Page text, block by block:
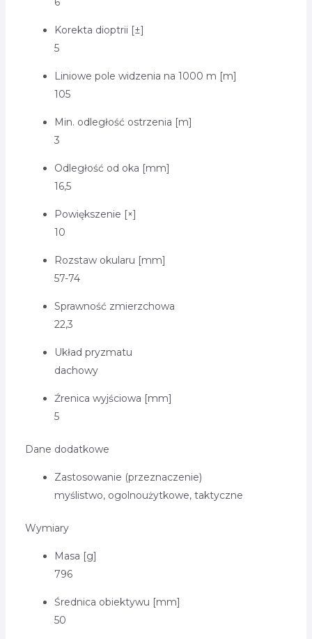
Korekta dioptrii [±]
5
Liniowe pole widzenia na 1000 m [m]
105
Min. odległość ostrzenia [m]
3
Odległość od oka [mm]
16,5
Powiększenie [×]
10
Rozstaw okularu [mm]
57-74
Sprawność zmierzchowa
22,3
Układ pryzmatu
dachowy
Źrenica wyjściowa [mm]
5
Dane dodatkowe
Zastosowanie (przeznaczenie)
myślistwo, ogolnoużytkowe, taktyczne
Wymiary
Masa [g]
796
Średnica obiektywu [mm]
50